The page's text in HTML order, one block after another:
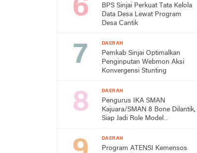
BPS Sinjai Perkuat Tata Kelola
Data Desa Lewat Program
Desa Cantik
DAERAH
Pemkab Sinjai Optimalkan
Penginputan Webmon Aksi
Konvergensi Stunting
DAERAH
Pengurus IKA SMAN
Kajuara/SMAN 8 Bone Dilantik,
Siap Jadi Role Model
DAERAH
Program ATENSI Kemensos